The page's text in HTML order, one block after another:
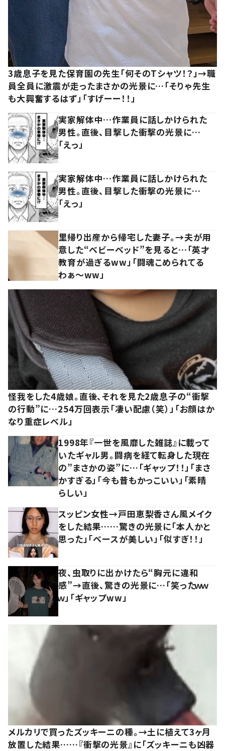
3歳息子を見た保育園の先生「何そのTシャツ！？」→職
員全員に激震が走ったまさかの光景に…「そりゃ先生
も大興奮するはず」「すげーー！！」
実家解体中…作業員に話しかけられた
男性。直後、目撃した衝撃の光景に…
「えっ」
実家解体中…作業員に話しかけられた
男性。直後、目撃した衝撃の光景に…
「えっ」
里帰り出産から帰宅した妻子。→夫が用
意した“ベビーベッド”を見ると…「英才
教育が過ぎるww」「闘魂こめられてる
わぁ～ww」
怪我をした4歳娘。直後、それを見た2歳息子の“衝撃
の行動”に…254万回表示「凄い配慮（笑）」「お顔はか
なり重症レベル」
1998年『一世を風靡した雑誌』に載って
いたギャル男。闘病を経て転身した現在
の”まさかの姿”に…「ギャップ！！」「まさ
かすぎる」「今も昔もかっこいい」「素晴
らしい」
スッピン女性→戸田恵梨香さん風メイク
をした結果……驚きの光景に「本人かと
思った」「ベースが美しい」「似すぎ！！」
夜、虫取りに出かけたら“胸元に違和
感”→直後、驚きの光景に…「笑ったｗｗ
ｗ」「ギャップww」
メルカリで買ったズッキーニの種。→土に植えて3ヶ月
放置した結果……『衝撃の光景』に「ズッキーニも凶器